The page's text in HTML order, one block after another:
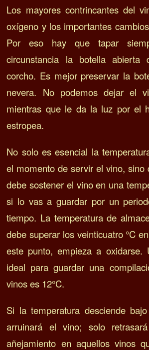
Los mayores contrincantes del
oxígeno y los importantes
Por eso hay que tapar
circunstancia la botella
corcho. Es mejor preservar la
nevera. No podemos dejar el
mientras que le da la luz por el
estropea.
No solo es esencial la
el momento de servir el vino, sino
debe sostener el vino en una
si lo vas a guardar por un
tiempo. La temperatura de
debe superar los veinticuatro °C
este punto, empieza a oxidarse.
ideal para guardar una
vinos es 12°C.
Si la temperatura desciende
arruinará el vino; solo
añejamiento en aquellos vinos